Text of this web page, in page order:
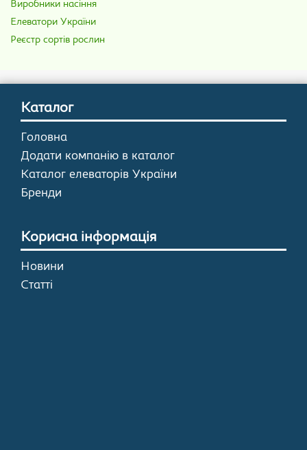
Виробники насіння
Елеватори України
Реєстр сортів рослин
Каталог
Головна
Додати компанію в каталог
Каталог елеваторів України
Бренди
Корисна інформація
Новини
Статті